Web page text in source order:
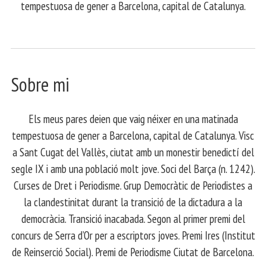
tempestuosa de gener a Barcelona, capital de Catalunya.
Sobre mi
Els meus pares deien que vaig néixer en una matinada
tempestuosa de gener a Barcelona, capital de Catalunya. Visc
a Sant Cugat del Vallès, ciutat amb un monestir benedictí del
segle IX i amb una població molt jove. Soci del Barça (n. 1242).
Curses de Dret i Periodisme. Grup Democràtic de Periodistes a
la clandestinitat durant la transició de la dictadura a la
democràcia. Transició inacabada. Segon al primer premi del
concurs de Serra d’Or per a escriptors joves. Premi Ires (Institut
de Reinserció Social). Premi de Periodisme Ciutat de Barcelona.